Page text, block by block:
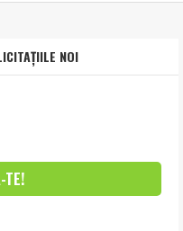
NOI